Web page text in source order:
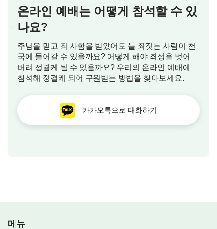
온라인 예배는 어떻게 참석할 수 있
나요?
주님을 믿고 죄 사함을 받았어도 늘 죄짓는 사람이 천
국에 들어갈 수 있을까요? 어떻게 해야 죄성을 벗어
버려 정결케 될 수 있을까요? 우리의 온라인 예배에
참석해 정결케 되어 구원받는 방법을 찾아보세요.
카카오톡으로 대화하기
메뉴